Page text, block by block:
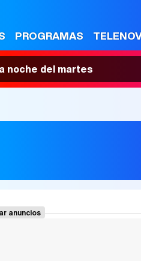
PROGRAMAS
noche del martes
anuncios